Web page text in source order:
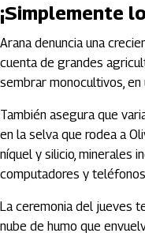
¡Simplemente
Arana denuncia una
cuenta de grandes
sembrar monocultivos, en
También asegura que
en la selva que rodea a
níquel y silicio, minerales
computadores y teléfonos.
La ceremonia del jueves
nube de humo que